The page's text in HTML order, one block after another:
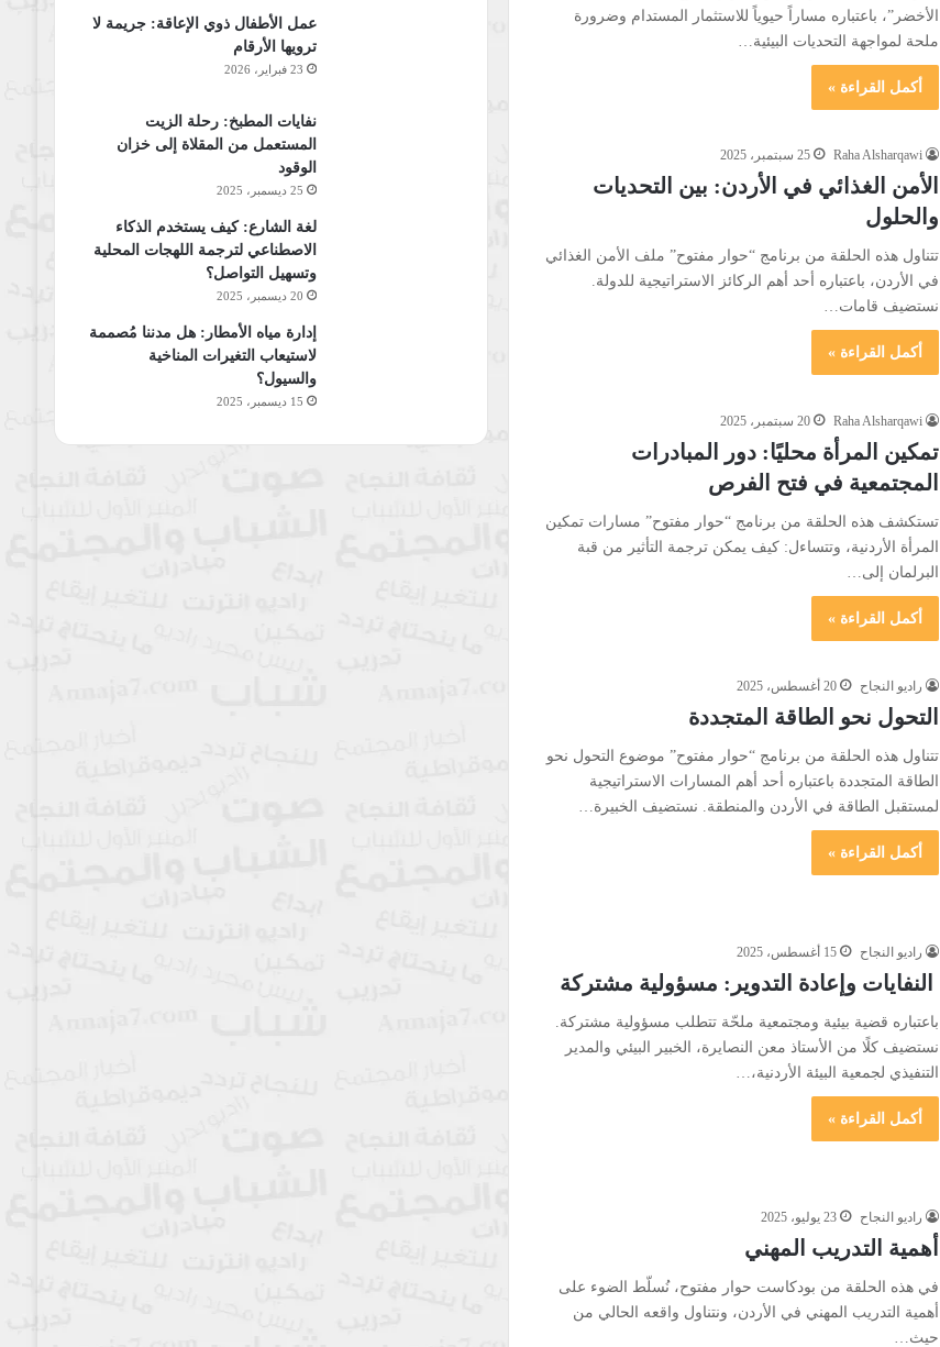
الأخضر”، باعتباره مساراً حيوياً للاستثمار المستدام وضرورة
ملحة لمواجهة التحديات البيئية…
أكمل القراءة »
Raha Alsharqawi 25 سبتمبر، 2025
الأمن الغذائي في الأردن: بين التحديات
والحلول
تتناول هذه الحلقة من برنامج “حوار مفتوح” ملف الأمن الغذائي
في الأردن، باعتباره أحد أهم الركائز الاستراتيجية للدولة.
نستضيف قامات…
أكمل القراءة »
Raha Alsharqawi 20 سبتمبر، 2025
تمكين المرأة محليًا: دور المبادرات
المجتمعية في فتح الفرص
تستكشف هذه الحلقة من برنامج “حوار مفتوح” مسارات تمكين
المرأة الأردنية، وتتساءل: كيف يمكن ترجمة التأثير من قبة
البرلمان إلى…
أكمل القراءة »
راديو النجاح 20 أغسطس، 2025
التحول نحو الطاقة المتجددة
تتناول هذه الحلقة من برنامج “حوار مفتوح” موضوع التحول نحو
الطاقة المتجددة باعتباره أحد أهم المسارات الاستراتيجية
لمستقبل الطاقة في الأردن والمنطقة. نستضيف الخبيرة…
أكمل القراءة »
راديو النجاح 15 أغسطس، 2025
النفايات وإعادة التدوير: مسؤولية مشتركة
باعتباره قضية بيئية ومجتمعية ملحّة تتطلب مسؤولية مشتركة.
نستضيف كلًا من الأستاذ معن النصايرة، الخبير البيئي والمدير
التنفيذي لجمعية البيئة الأردنية،…
أكمل القراءة »
راديو النجاح 23 يوليو، 2025
أهمية التدريب المهني
في هذه الحلقة من بودكاست حوار مفتوح، نُسلّط الضوء على
أهمية التدريب المهني في الأردن، ونتناول واقعه الحالي من
حيث…
عمل الأطفال ذوي الإعاقة: جريمة لا
ترويها الأرقام
23 فبراير، 2026
نفايات المطبخ: رحلة الزيت
المستعمل من المقلاة إلى خزان
الوقود
25 ديسمبر، 2025
لغة الشارع: كيف يستخدم الذكاء
الاصطناعي لترجمة اللهجات المحلية
وتسهيل التواصل؟
20 ديسمبر، 2025
إدارة مياه الأمطار: هل مدننا مُصممة
لاستيعاب التغيرات المناخية
والسيول؟
15 ديسمبر، 2025